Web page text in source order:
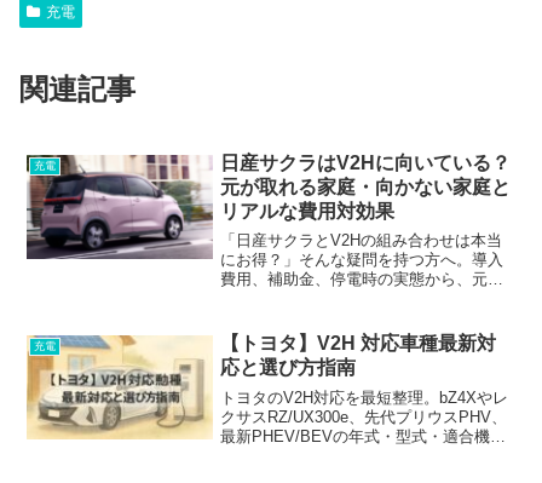
充電
関連記事
充電
日産サクラはV2Hに向いている？
元が取れる家庭・向かない家庭と
リアルな費用対効果
「日産サクラとV2Hの組み合わせは本当
にお得？」そんな疑問を持つ方へ。導入
費用、補助金、停電時の実態から、元が
業トーク抜きのリアルな判断基準がわか
ります。
充電
【トヨタ】V2H 対応車種最新対
応と選び方指南
トヨタのV2H対応を最短整理。bZ4Xやレ
クサスRZ/UX300e、先代プリウスPHV、
最新PHEV/BEVの年式・型式・適合機